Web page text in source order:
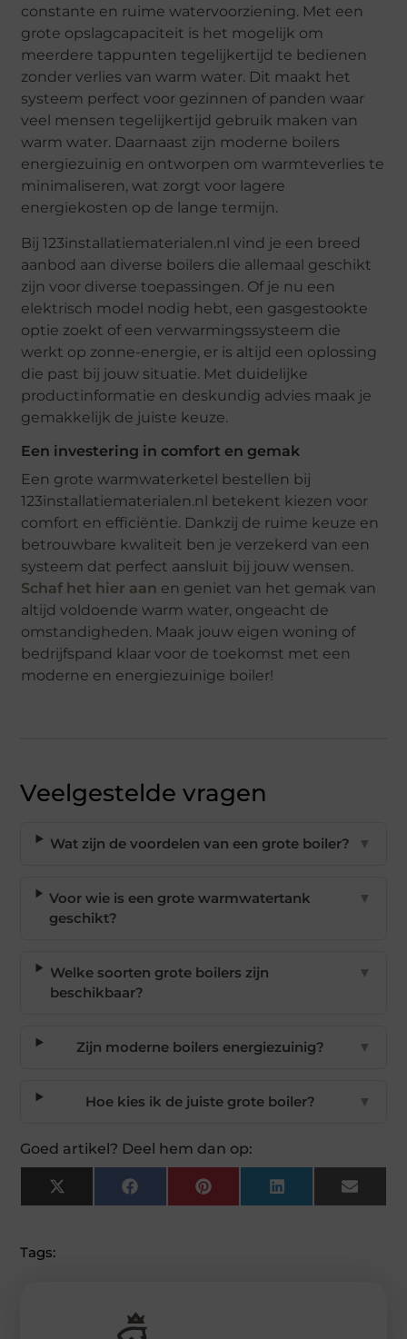
constante en ruime watervoorziening. Met een
grote opslagcapaciteit is het mogelijk om
meerdere tappunten tegelijkertijd te bedienen
zonder verlies van warm water. Dit maakt het
systeem perfect voor gezinnen of panden waar
veel mensen tegelijkertijd gebruik maken van
warm water. Daarnaast zijn moderne boilers
energiezuinig en ontworpen om warmteverlies te
minimaliseren, wat zorgt voor lagere
energiekosten op de lange termijn.
Bij 123installatiematerialen.nl vind je een breed
aanbod aan diverse boilers die allemaal geschikt
zijn voor diverse toepassingen. Of je nu een
elektrisch model nodig hebt, een gasgestookte
optie zoekt of een verwarmingssysteem die
werkt op zonne-energie, er is altijd een oplossing
die past bij jouw situatie. Met duidelijke
productinformatie en deskundig advies maak je
gemakkelijk de juiste keuze.
Een investering in comfort en gemak
Een grote warmwaterketel bestellen bij
123installatiematerialen.nl betekent kiezen voor
comfort en efficiëntie. Dankzij de ruime keuze en
betrouwbare kwaliteit ben je verzekerd van een
systeem dat perfect aansluit bij jouw wensen.
Schaf het hier aan en geniet van het gemak van
altijd voldoende warm water, ongeacht de
omstandigheden. Maak jouw eigen woning of
bedrijfspand klaar voor de toekomst met een
moderne en energiezuinige boiler!
Veelgestelde vragen
Wat zijn de voordelen van een grote boiler? ▼
Voor wie is een grote warmwatertank
geschikt?
▼
Welke soorten grote boilers zijn
beschikbaar?
▼
Zijn moderne boilers energiezuinig? ▼
Hoe kies ik de juiste grote boiler? ▼
Goed artikel? Deel hem dan op:
X
(Twitter)
FacebookPinterest LinkedIn Email
Tags: